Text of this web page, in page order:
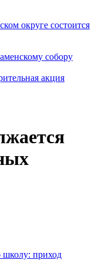
округе состоится
собору
акция